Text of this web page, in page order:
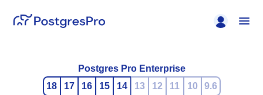
Postgres Pro Enterprise
18
17 16 15 14 13 12 11 10 9.6